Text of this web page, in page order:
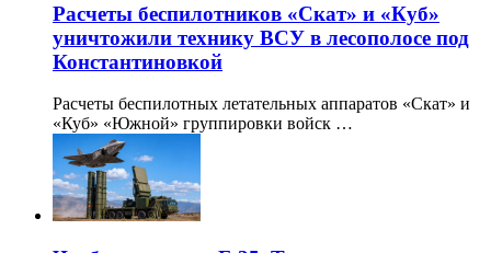
Расчеты беспилотников «Скат» и «Куб»
уничтожили технику ВСУ в лесополосе под
Константиновкой
Расчеты беспилотных летательных аппаратов «Скат» и
«Куб» «Южной» группировки войск …